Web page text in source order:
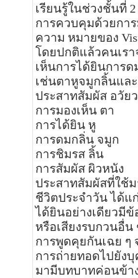
เรียนรู้ในช่วงชั้นที่ 2
การควบคุมด้วยการ
ความ หมายของ
โดยปกติแล้วคนเร
เห็นการได้ยินการ
เช่นตาหูจมูกลิ้นแล
ประสาทสัมผัส อวัย
การมองเห็น ตา
การได้ยิน หู
การดมกลิ่น จมูก
การชิมรส ลิ้น
การสัมผัส ผิวหนัง
ประสาทสัมผัสที่ใช้
ชีวิตประจำวัน ได้แ
ได้ยินอย่างเดียวมี
หรือเสียงรบกวนอื่น
การพูดคุยกันเฉย ๆ
การถ่ายทอดไปยังบุ
มามีบทบาทค่อนข้า